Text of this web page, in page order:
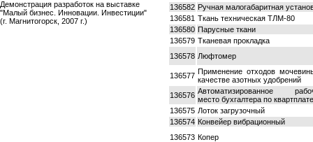
136582 Ручная малогабаритная
136581 Ткань техническая ТЛМ-80
136580 Парусные ткани
136579 Тканевая прокладка
136578 Люфтомер
136577 Применение отходов
качестве азотных удобрений
136576 Автоматизированное
место бухгалтера по квартплате
136575 Лоток загрузочный
136574 Конвейер вибрационный
136573 Копер
Демонстрация разработок на выставке
"Малый бизнес. Инновации. Инвестиции"
(г. Магнитогорск, 2007 г.)